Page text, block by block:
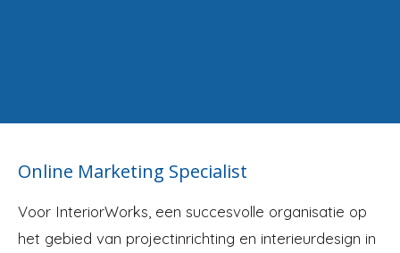
Online Marketing Specialist
‍‍‍Voor InteriorWorks, een succesvolle organisatie op
het gebied van projectinrichting en interieurdesign in